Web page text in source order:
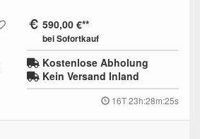
590,00 €
bei Sofortkauf
Kostenlose Abholung
Kein Versand Inland
16T 23h:28m:24s